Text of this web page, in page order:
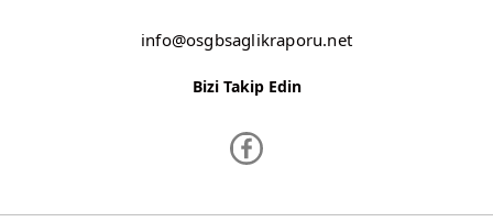
MUŞ
info@osgbsaglikraporu.net
Bizi Takip Edin